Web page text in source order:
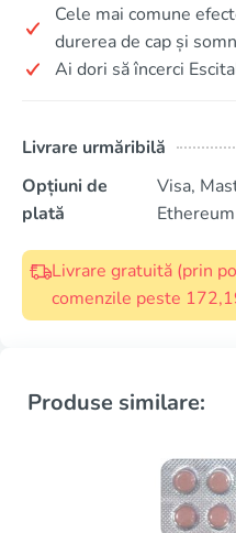
Cele mai comune
durerea de cap și
Ai dori să încerci
Livrare urmăribilă
Opțiuni de
plată
Visa,
Ethereum
Livrare gratuită (prin
comenzile peste
Produse similare: